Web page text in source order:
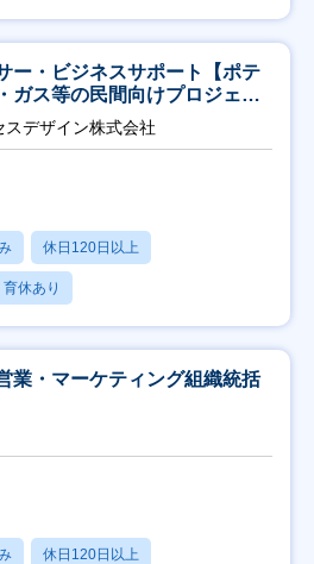
ー・ビジネスサポート【ポテ
ガス等の民間向けプロジェク
デザイン株式会社
休日120日以上
休あり
業・マーケティング組織統括
休日120日以上